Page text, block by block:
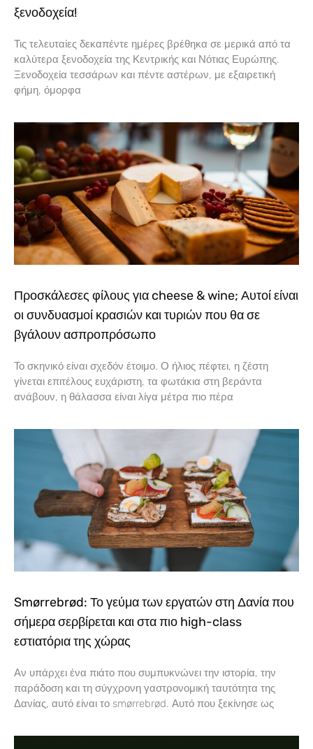
ξενοδοχεία!
Τις τελευταίες δεκαπέντε ημέρες βρέθηκα σε μερικά από τα
καλύτερα ξενοδοχεία της Κεντρικής και Νότιας Ευρώπης.
Ξενοδοχεία τεσσάρων και πέντε αστέρων, με εξαιρετική
φήμη, όμορφα
Προσκάλεσες φίλους για cheese & wine; Αυτοί είναι
οι συνδυασμοί κρασιών και τυριών που θα σε
βγάλουν ασπροπρόσωπο
Το σκηνικό είναι σχεδόν έτοιμο. Ο ήλιος πέφτει, η ζέστη
γίνεται επιτέλους ευχάριστη, τα φωτάκια στη βεράντα
ανάβουν, η θάλασσα είναι λίγα μέτρα πιο πέρα
Smørrebrød: Το γεύμα των εργατών στη Δανία που
σήμερα σερβίρεται και στα πιο high-class
εστιατόρια της χώρας
Αν υπάρχει ένα πιάτο που συμπυκνώνει την ιστορία, την
παράδοση και τη σύγχρονη γαστρονομική ταυτότητα της
Δανίας, αυτό είναι το smørrebrød. Αυτό που ξεκίνησε ως